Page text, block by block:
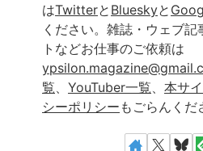
はTwitterと Blueskyと
ください。雑誌・ウェブ
トなどお仕事のご依頼は
覧、 YouTuber一覧、 本サ
シーポリシー もごらんくだ